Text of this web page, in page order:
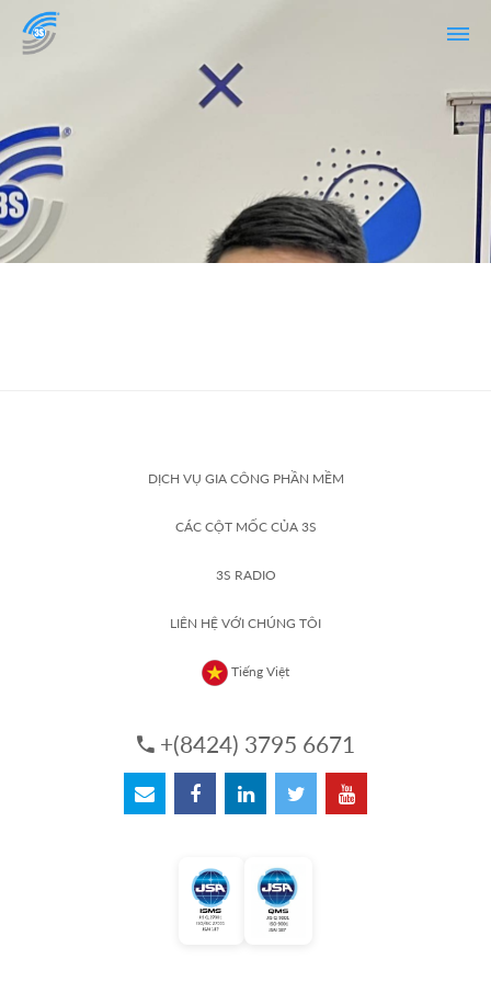
DỊCH VỤ GIA CÔNG PHẦN MỀM
CÁC CỘT MỐC CỦA 3S
3S RADIO
LIÊN HỆ VỚI CHÚNG TÔI
Tiếng Việt
+(8424) 3795 6671